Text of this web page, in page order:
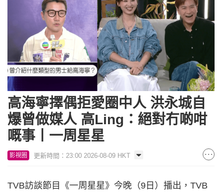
高海寧擇偶拒愛圈中人 洪永城自
爆曾做媒人 高Ling：絕對冇啲咁
嘅事丨一周星星
影視圈 更新時間：23:00 2026-08-09 HKT
TVB訪談節目《一周星星》今晚（9日）播出，TVB